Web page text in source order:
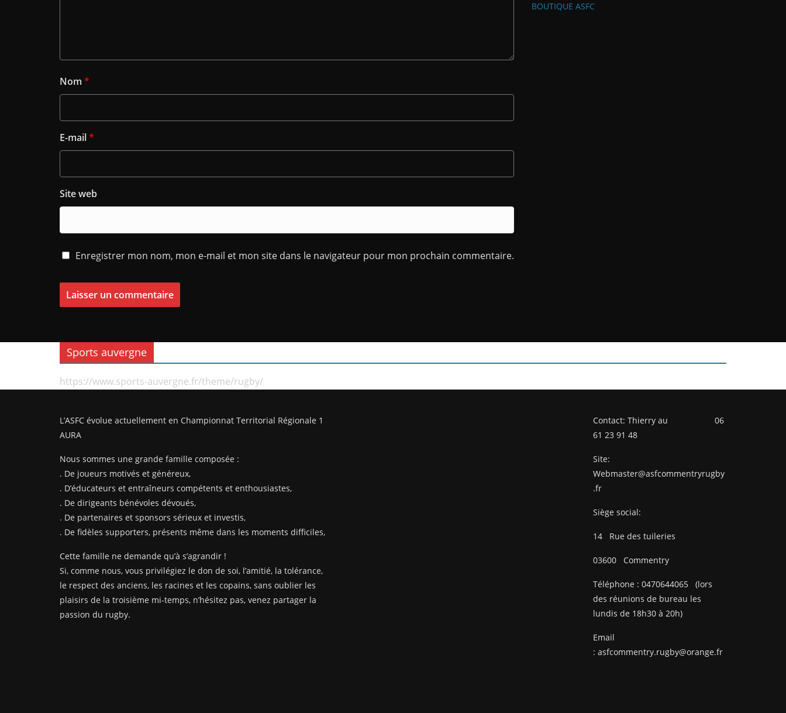
Nom *
E-mail*
Site web
Enregistrer mon nom, mon e-mail et mon site dans le navigateur pour mon prochain commentaire.
BOUTIQUE ASFC
Sports auvergne
https://www.sports-auvergne.fr/theme/rugby/
L’ASFC évolue actuellement en Championnat Territorial Régionale 1
AURA
Nous sommes une grande famille composée :
. De joueurs motivés et généreux,
. D’éducateurs et entraîneurs compétents et enthousiastes,
. De dirigeants bénévoles dévoués,
. De partenaires et sponsors sérieux et investis,
. De fidèles supporters, présents même dans les moments difficiles,
Cette famille ne demande qu’à s’agrandir !
Si, comme nous, vous privilégiez le don de soi, l’amitié, la tolérance,
le respect des anciens, les racines et les copains, sans oublier les
plaisirs de la troisième mi-temps, n’hésitez pas, venez partager la
passion du rugby.
Contact: Thierry au 06
61 23 91 48
Site:
Webmaster@asfcommentryrugby
.fr
Siège social:
14 Rue des tuileries
03600 Commentry
Téléphone : 0470644065
(lors
des réunions de bureau les
lundis de 18h30 à 20h)
Email
: asfcommentry.rugby@orange.fr